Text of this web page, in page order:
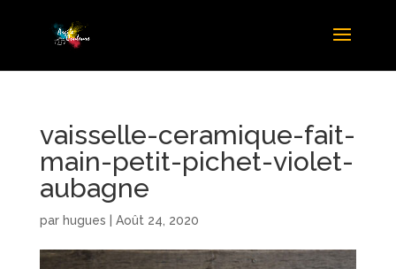
vaisselle-ceramique-fait-
main-petit-pichet-violet-
aubagne
par hugues Août 24, 2020